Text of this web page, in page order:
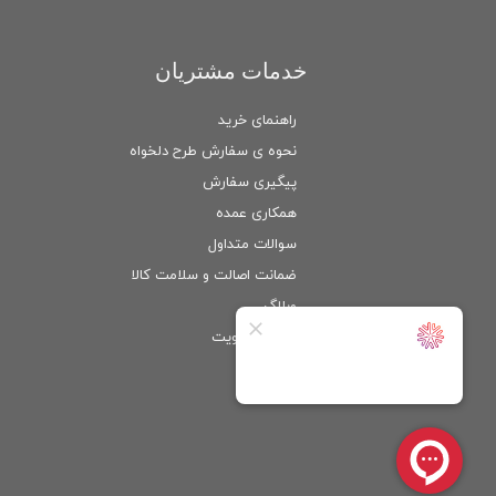
راهنمای خرید
نحوه ی سفارش طرح دلخواه
پیگیری سفارش
همکاری عمده
سوالات متداول
ضمانت اصالت و سلامت كالا
وبلاگ
خدمات مشتریان
عضویت